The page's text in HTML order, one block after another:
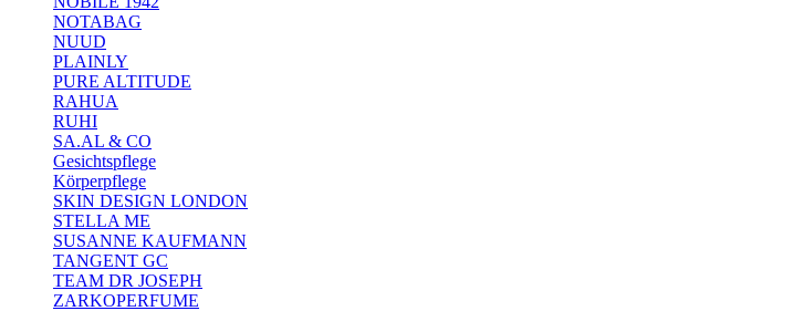
NOTABAG
NUUD
PLAINLY
PURE ALTITUDE
RAHUA
RUHI
SA.AL & CO
Gesichtspflege
Körperpflege
SKIN DESIGN LONDON
STELLA ME
SUSANNE KAUFMANN
TANGENT GC
TEAM DR JOSEPH
ZARKOPERFUME